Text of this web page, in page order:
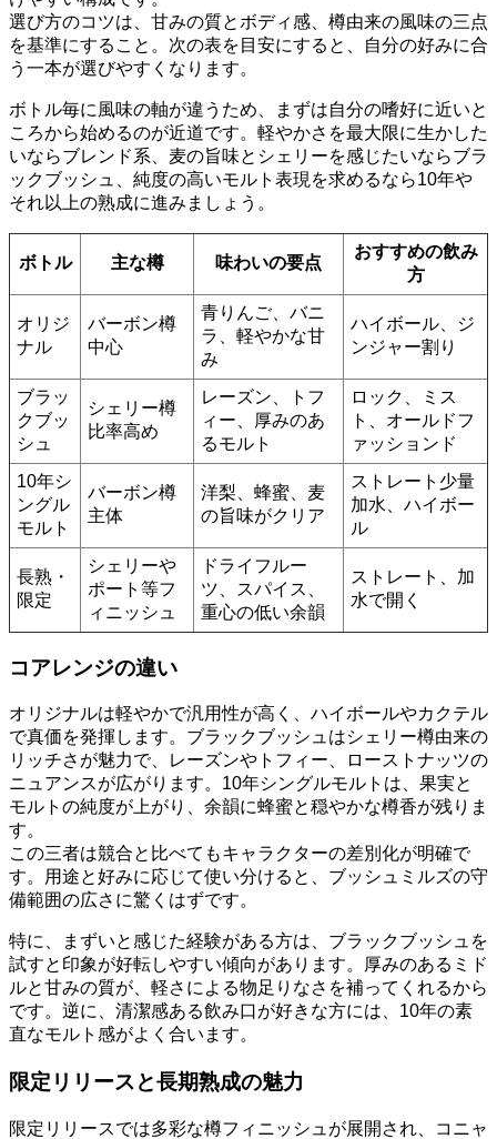
選び方のコツは、甘みの質とボディ感、樽由来の風味の三点
を基準にすること。次の表を目安にすると、自分の好みに合
う一本が選びやすくなります。
ボトル毎に風味の軸が違うため、まずは自分の嗜好に近いと
ころから始めるのが近道です。軽やかさを最大限に生かした
いならブレンド系、麦の旨味とシェリーを感じたいならブラ
ックブッシュ、純度の高いモルト表現を求めるなら10年や
それ以上の熟成に進みましょう。
ボトル 主な樽 味わいの要点
おすすめの飲み
方
オリジ
ナル
バーボン樽
中心
青りんご、バニ
ラ、軽やかな甘
み
ハイボール、ジ
ンジャー割り
ブラッ
クブッ
シュ
シェリー樽
比率高め
レーズン、トフ
ィー、厚みのあ
るモルト
ロック、ミス
ト、オールドフ
ァッションド
10年シ
ングル
モルト
バーボン樽
主体
洋梨、蜂蜜、麦
の旨味がクリア
ストレート少量
加水、ハイボー
ル
長熟・
限定
シェリーや
ポート等フ
ィニッシュ
ドライフルー
ツ、スパイス、
重心の低い余韻
ストレート、加
水で開く
コアレンジの違い
オリジナルは軽やかで汎用性が高く、ハイボールやカクテル
で真価を発揮します。ブラックブッシュはシェリー樽由来の
リッチさが魅力で、レーズンやトフィー、ローストナッツの
ニュアンスが広がります。10年シングルモルトは、果実と
モルトの純度が上がり、余韻に蜂蜜と穏やかな樽香が残りま
す。
この三者は競合と比べてもキャラクターの差別化が明確で
す。用途と好みに応じて使い分けると、ブッシュミルズの守
備範囲の広さに驚くはずです。
特に、まずいと感じた経験がある方は、ブラックブッシュを
試すと印象が好転しやすい傾向があります。厚みのあるミド
ルと甘みの質が、軽さによる物足りなさを補ってくれるから
です。逆に、清潔感ある飲み口が好きな方には、10年の素
直なモルト感がよく合います。
限定リリースと長期熟成の魅力
限定リリースでは多彩な樽フィニッシュが展開され、コニャ